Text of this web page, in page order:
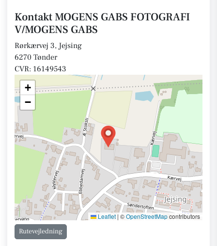
Kontakt MOGENS GABS FOTOGRAFI
V/MOGENS GABS
Rørkærvej 3, Jejsing
6270 Tønder
CVR: 16149543
+
−
Leaflet | ©OpenStreetMapcontributors
Rutevejledning